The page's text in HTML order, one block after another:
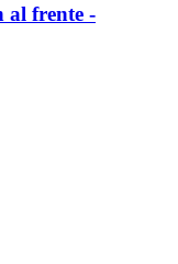
al frente -